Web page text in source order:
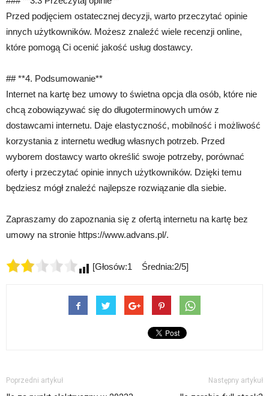
Przed podjęciem ostatecznej decyzji, warto przeczytać opinie
innych użytkowników. Możesz znaleźć wiele recenzji online,
które pomogą Ci ocenić jakość usług dostawcy.
## **4. Podsumowanie**
Internet na kartę bez umowy to świetna opcja dla osób, które nie
chcą zobowiązywać się do długoterminowych umów z
dostawcami internetu. Daje elastyczność, mobilność i możliwość
korzystania z internetu według własnych potrzeb. Przed
wyborem dostawcy warto określić swoje potrzeby, porównać
oferty i przeczytać opinie innych użytkowników. Dzięki temu
będziesz mógł znaleźć najlepsze rozwiązanie dla siebie.
Zapraszamy do zapoznania się z ofertą internetu na kartę bez
umowy na stronie https://www.advans.pl/.
[Głosów:1 Średnia:2/5]
Poprzedni artykuł Następny artykuł